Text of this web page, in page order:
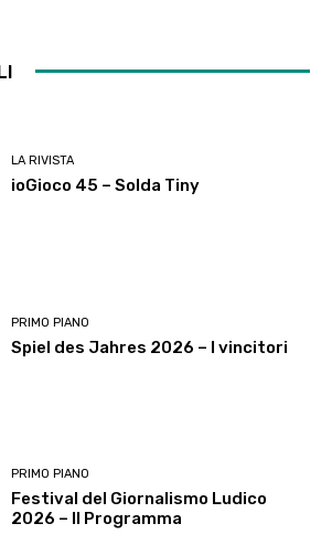
LA RIVISTA
ioGioco 45 – Solda Tiny
PRIMO PIANO
Spiel des Jahres 2026 – I vincitori
PRIMO PIANO
Festival del Giornalismo Ludico
2026 – Il Programma